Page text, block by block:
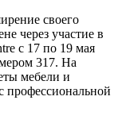
своего
через участие в
с 17 по 19 мая
317. На
мебели и
профессиональной